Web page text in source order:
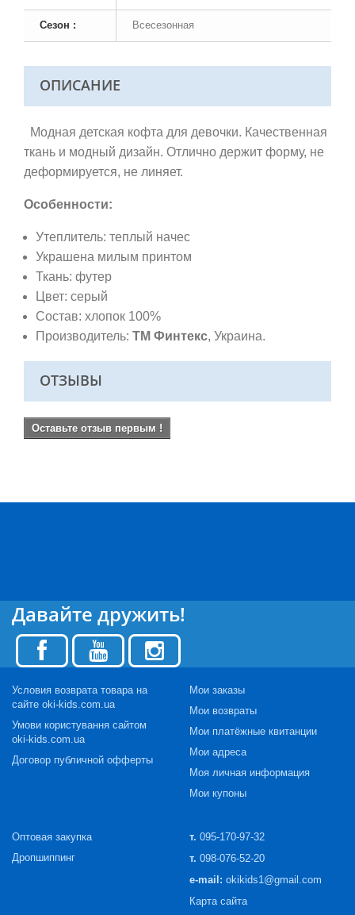
Сезон : Всесезонная
ОПИСАНИЕ
Модная детская кофта для девочки. Качественная
ткань и модный дизайн. Отлично держит форму, не
деформируется, не линяет.
Особенности:
Утеплитель: теплый начес
Украшена милым принтом
Ткань: футер
Цвет: серый
Состав: хлопок 100%
Производитель: ТМ Финтекс, Украина.
ОТЗЫВЫ
Оставьте отзыв первым !
Давайте дружить!
Условия возврата товара на
сайте oki-kids.com.ua
Умови користування сайтом
oki-kids.com.ua
Договор публичной офферты
Мои заказы
Мои возвраты
Мои платёжные квитанции
Мои адреса
Моя личная информация
Мои купоны
Оптовая закупка
Дропшиппинг
т. 095-170-97-32
т. 098-076-52-20
e-mail: okikids1@gmail.com
Карта сайта